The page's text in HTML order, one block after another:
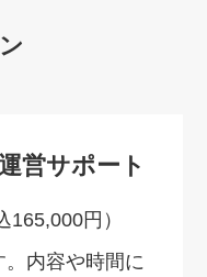
営サポート
165,000円）
内容や時間に